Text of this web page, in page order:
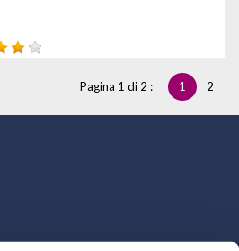
Pagina 1 di 2 : 1 2